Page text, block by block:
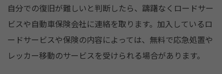
自分での復旧が難しいと判断したら、躊躇なくロードサー
ビスや自動車保険会社に連絡を取ります。加入しているロ
ードサービスや保険の内容によっては、無料で応急処置や
レッカー移動のサービスを受けられる場合があります。